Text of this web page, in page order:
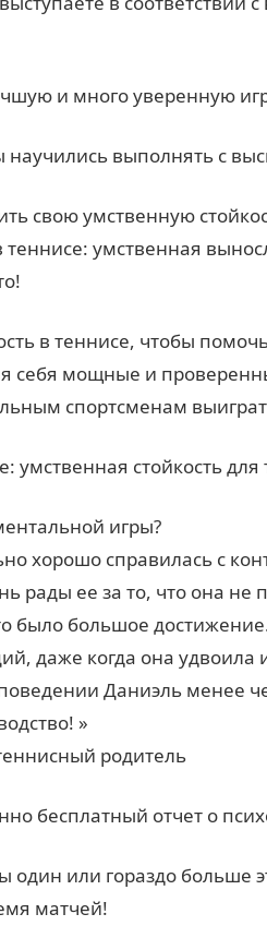
и много уверенную
выполнять с
свою умственную
теннисе: умственная
в теннисе, чтобы
себя мощные и
спортсменам
умственная стойкость
игры?
хорошо справилась с
рады ее за то, что она не
было большое
даже когда она
Даниэль менее
»
родитель
бесплатный отчет о
один или гораздо больше
матчей!